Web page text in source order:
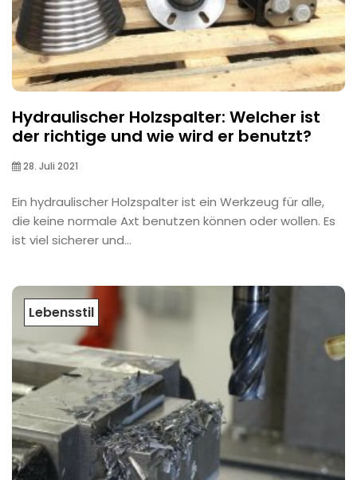
Hydraulischer Holzspalter: Welcher ist
der richtige und wie wird er benutzt?
28. Juli 2021
Ein hydraulischer Holzspalter ist ein Werkzeug für alle,
die keine normale Axt benutzen können oder wollen. Es
ist viel sicherer und...
Lebensstil